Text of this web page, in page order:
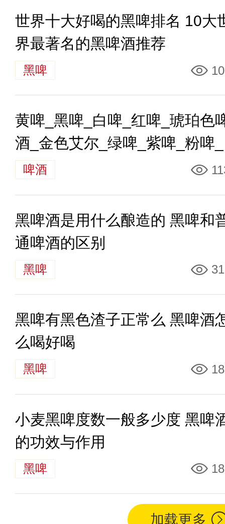
世界十大好喝的黑啤排名 10大
界最著名的黑啤酒推荐
黑啤
黄啤_黑啤_白啤_红啤_琥珀色
酒_金色艾尔_绿啤_紫啤_粉啤
啤的区别
啤酒
黑啤酒是用什么酿造的 黑啤和
通啤酒的区别
黑啤
黑啤有黑色渣子正常么 黑啤酒
么喝好喝
黑啤
小麦黑啤度数一般多少度 黑啤
的功效与作用
黑啤
加载更多